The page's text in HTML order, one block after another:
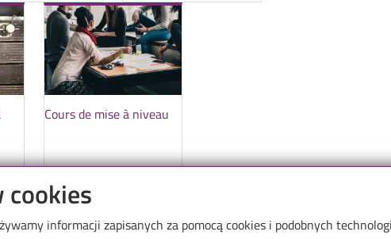
informacji zapisanych za pomocą cookies i podobnych
Cours de mise à niveau